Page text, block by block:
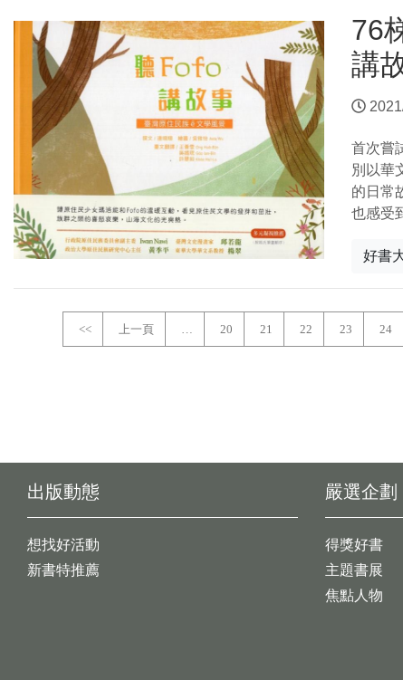
76
講
首次嘗
別以華
的日常
也感受
好書
<< 上一頁 … 20 21 22 23 24
出版動態
想找好活動
新書特推薦
嚴選企劃
得獎好書
主題書展
焦點人物